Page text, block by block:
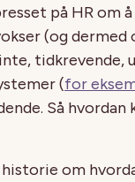
på HR om
(og
tidkrevende,
(for
Så hvordan
historie om